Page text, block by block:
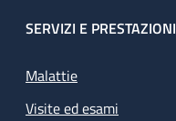
SERVIZI E PRESTAZIONI
Malattie
Visite ed esami